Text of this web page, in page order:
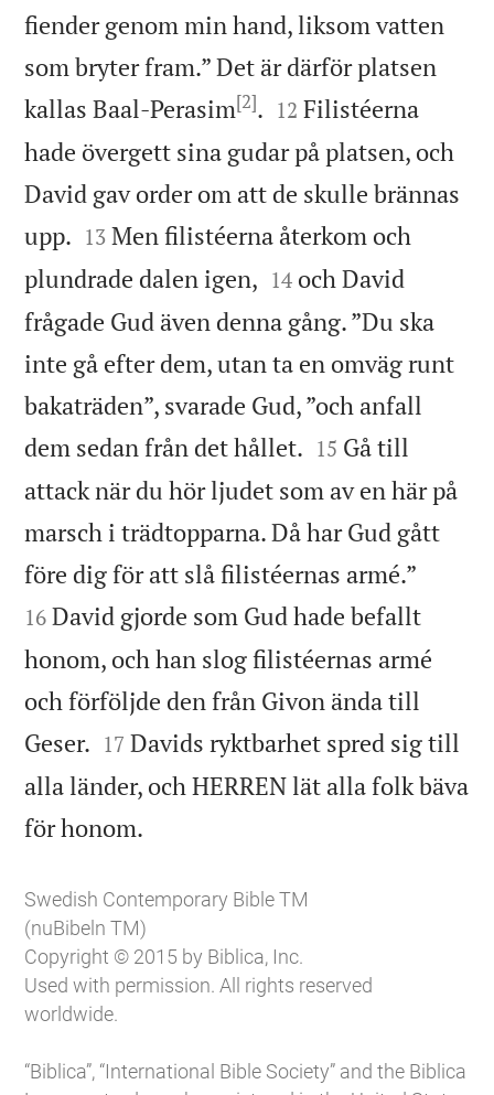
fiender genom min hand, liksom vatten
som bryter fram.” Det är därför platsen
kallas Baal-Perasim[2]. 

12 Filistéerna
hade övergett sina gudar på platsen, och
David gav order om att de skulle brännas
upp. 

13 Men filistéerna återkom och
plundrade dalen igen, 

14 och David
frågade Gud även denna gång. ”Du ska
inte gå efter dem, utan ta en omväg runt
bakaträden”, svarade Gud, ”och anfall
dem sedan från det hållet. 

15 Gå till
attack när du hör ljudet som av en här på
marsch i trädtopparna. Då har Gud gått
före dig för att slå filistéernas armé.”
16 David gjorde som Gud hade befallt
honom, och han slog filistéernas armé
och förföljde den från Givon ända till
Geser. 

17 Davids ryktbarhet spred sig till
alla länder, och HERREN lät alla folk bäva
för honom.
Swedish Contemporary Bible TM
(nuBibeln TM)
Copyright © 2015 by Biblica, Inc.
Used with permission. All rights reserved
worldwide.
“Biblica”, “International Bible Society” and the Biblica